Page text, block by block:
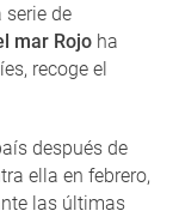
serie de
mar Rojo ha
recoge el
después de
ella en febrero,
las últimas